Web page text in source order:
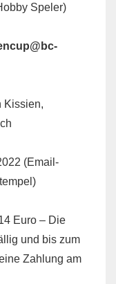
Speler)
Kissien,
(Email-
Euro – Die
und bis zum
Zahlung am